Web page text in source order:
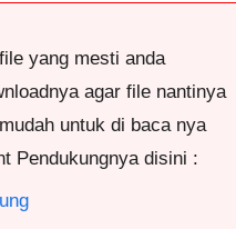
yang mesti anda
agar file nantinya
untuk di baca nya
Pendukungnya disini :